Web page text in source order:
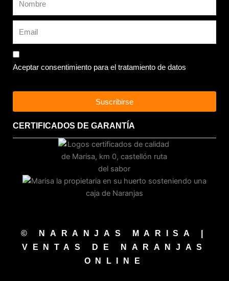
Aceptar consentimiento para el tratamiento de datos
Suscribirse
CERTIFICADOS DE GARANTÍA
© NARANJAS MARISA |
VENTAS DE NARANJAS
ONLINE